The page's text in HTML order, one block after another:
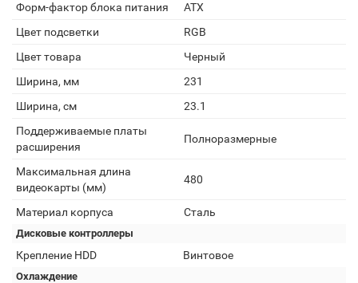
Форм-фактор блока питания
ATX
Цвет подсветки
RGB
Цвет товара
Черный
Ширина, мм
231
Ширина, см
23.1
Поддерживаемые платы
расширения
Полноразмерные
Максимальная длина
видеокарты (мм)
480
Материал корпуса Сталь
Дисковые контроллеры
Крепление HDD Винтовое
Охлаждение